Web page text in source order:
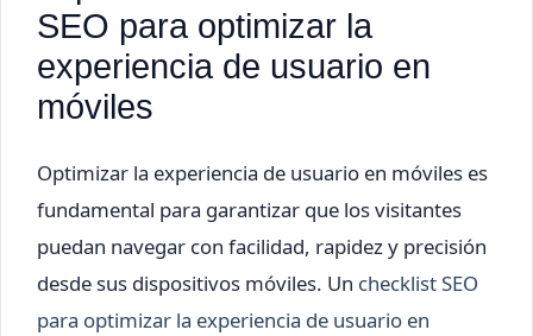
SEO para optimizar la
experiencia de usuario en
móviles
Optimizar la experiencia de usuario en móviles es
fundamental para garantizar que los visitantes
puedan navegar con facilidad, rapidez y precisión
desde sus dispositivos móviles. Un checklist SEO
para optimizar la experiencia de usuario en